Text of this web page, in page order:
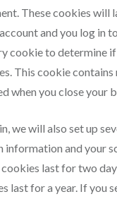
These cookies will
and you log in
cookie to determine
This cookie contains
when you close your
we will also set up
information and your
last for two
last for a year. If you